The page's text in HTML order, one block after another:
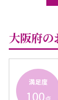
大阪府の
満足度
100